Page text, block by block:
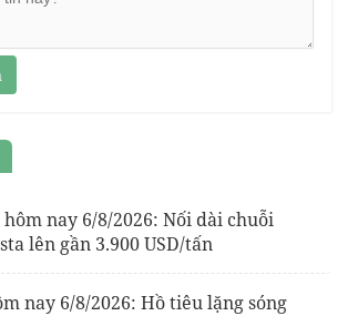
hôm nay 6/8/2026: Nối dài chuỗi
lên gần 3.900 USD/tấn
nay 6/8/2026: Hồ tiêu lặng sóng